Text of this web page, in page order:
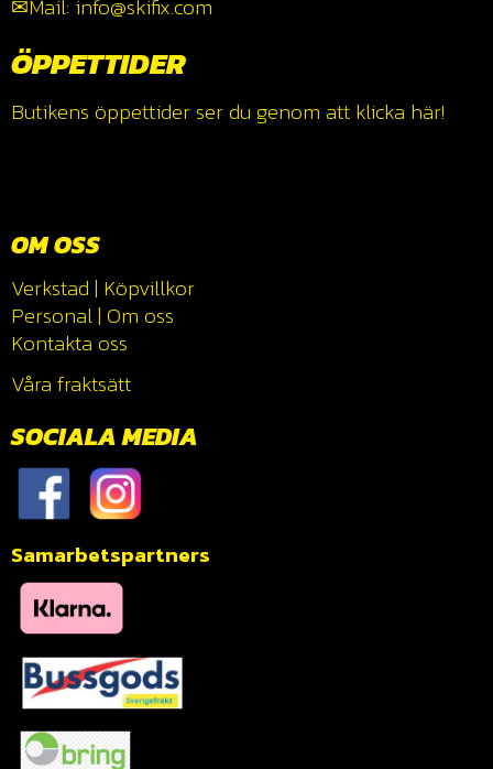
✉Mail: info@skifix.com
ÖPPETTIDER
Butikens öppettider ser du genom att klicka här!
OM OSS
Verkstad | Köpvillkor
Personal| Om oss
Kontakta oss
Våra fraktsätt
SOCIALA MEDIA
Samarbetspartners